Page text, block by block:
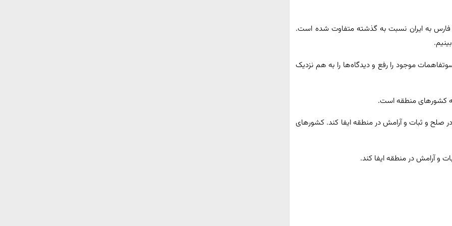
به ایران نسبت به گذشته متفاوت شده است.
موجود را رفع و دیدگاه‌ها را به هم نزدیک
کشورهای منطقه است.
صلح و ثبات و آرامش در منطقه ایفا کند. کشورهای
و آرامش در منطقه ایفا کند.